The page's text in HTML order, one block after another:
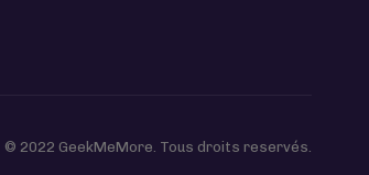
© 2022 GeekMeMore. Tous droits reservés.